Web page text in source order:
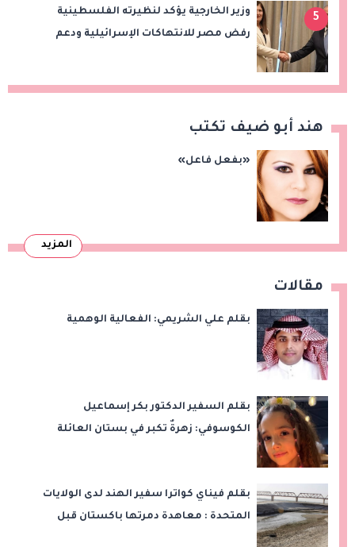
5
وزير الخارجية يؤكد لنظيرته الفلسطينية
رفض مصر للانتهاكات الإسرائيلية ودعم
هند أبو ضيف تكتب
«بفعل فاعل»
المزيد
مقالات
بقلم علي الشريمي: الفعالية الوهمية
بقلم السفير الدكتور بكر إسماعيل
الكوسوفي: زهرةٌ تكبر في بستان العائلة
بقلم فيناي كواترا سفير الهند لدى الولايات
المتحدة : معاهدة دمرتها باكستان قبل